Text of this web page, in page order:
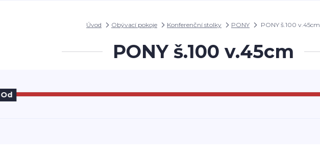
Úvod Obývací pokoje Konferenční stolky PONY PONY š.100 v.45cm
PONY š.100 v.45cm
Od